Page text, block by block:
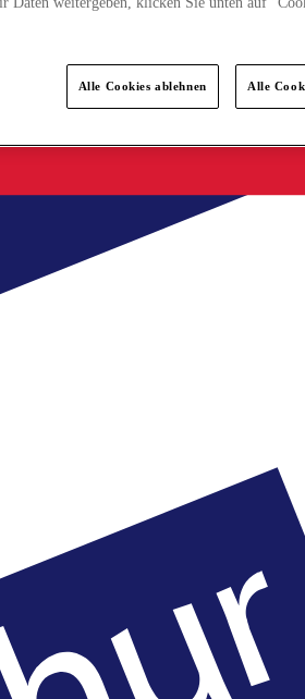
Alle Cookies ablehnen Alle